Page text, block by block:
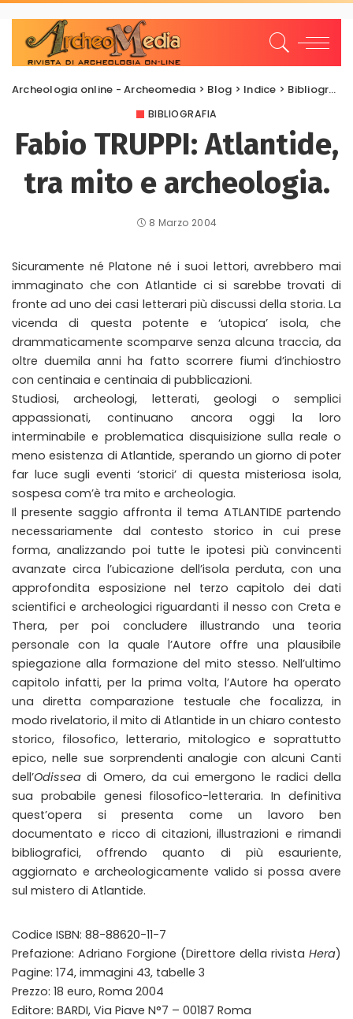
Archeologia online - Archeomedia > Blog > Indice > Bibliografia
BIBLIOGRAFIA
Fabio TRUPPI: Atlantide,
tra mito e archeologia.
8 Marzo 2004
Sicuramente né Platone né i suoi lettori, avrebbero mai
immaginato che con Atlantide ci si sarebbe trovati di
fronte ad uno dei casi letterari più discussi della storia. La
vicenda di questa potente e ‘utopica’ isola, che
drammaticamente scomparve senza alcuna traccia, da
oltre duemila anni ha fatto scorrere fiumi d’inchiostro
con centinaia e centinaia di pubblicazioni.
Studiosi, archeologi, letterati, geologi o semplici
appassionati, continuano ancora oggi la loro
interminabile e problematica disquisizione sulla reale o
meno esistenza di Atlantide, sperando un giorno di poter
far luce sugli eventi ‘storici’ di questa misteriosa isola,
sospesa com’è tra mito e archeologia.
Il presente saggio affronta il tema ATLANTIDE partendo
necessariamente dal contesto storico in cui prese
forma, analizzando poi tutte le ipotesi più convincenti
avanzate circa l’ubicazione dell’isola perduta, con una
approfondita esposizione nel terzo capitolo dei dati
scientifici e archeologici riguardanti il nesso con Creta e
Thera, per poi concludere illustrando una teoria
personale con la quale l’Autore offre una plausibile
spiegazione alla formazione del mito stesso. Nell’ultimo
capitolo infatti, per la prima volta, l’Autore ha operato
una diretta comparazione testuale che focalizza, in
modo rivelatorio, il mito di Atlantide in un chiaro contesto
storico, filosofico, letterario, mitologico e soprattutto
epico, nelle sue sorprendenti analogie con alcuni Canti
dell’Odissea di Omero, da cui emergono le radici della
sua probabile genesi filosofico-letteraria. In definitiva
quest’opera si presenta come un lavoro ben
documentato e ricco di citazioni, illustrazioni e rimandi
bibliografici, offrendo quanto di più esauriente,
aggiornato e archeologicamente valido si possa avere
sul mistero di Atlantide.
Codice ISBN: 88-88620-11-7
Prefazione: Adriano Forgione (Direttore della rivista Hera)
Pagine: 174, immagini 43, tabelle 3
Prezzo: 18 euro, Roma 2004
Editore: BARDI, Via Piave N°7 – 00187 Roma